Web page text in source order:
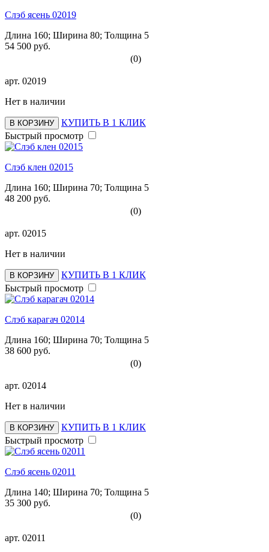
Слэб ясень 02019
Длина 160; Ширина 80; Толщина 5
54 500 руб.
(0)
арт. 02019
Нет в наличии
В КОРЗИНУ
КУПИТЬ В 1 КЛИК
Быстрый просмотр
Слэб клен 02015
Длина 160; Ширина 70; Толщина 5
48 200 руб.
(0)
арт. 02015
Нет в наличии
В КОРЗИНУ
КУПИТЬ В 1 КЛИК
Быстрый просмотр
Слэб карагач 02014
Длина 160; Ширина 70; Толщина 5
38 600 руб.
(0)
арт. 02014
Нет в наличии
В КОРЗИНУ
КУПИТЬ В 1 КЛИК
Быстрый просмотр
Слэб ясень 02011
Длина 140; Ширина 70; Толщина 5
35 300 руб.
(0)
арт. 02011